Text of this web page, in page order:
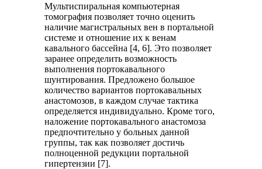
Мультиспиральная компьютерная
томография позволяет точно оценить
наличие магистральных вен в портальной
системе и отношение их к венам
кавального бассейна [4, 6]. Это позволяет
заранее определить возможность
выполнения портокавального
шунтирования. Предложено большое
количество вариантов портокавальных
анастомозов, в каждом случае тактика
определяется индивидуально. Кроме того,
наложение портокавального анастомоза
предпочтительно у больных данной
группы, так как позволяет достичь
полноценной редукции портальной
гипертензии [7].